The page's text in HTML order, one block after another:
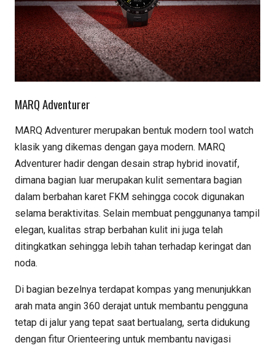
MARQ Adventurer
MARQ Adventurer merupakan bentuk modern tool watch
klasik yang dikemas dengan gaya modern. MARQ
Adventurer hadir dengan desain strap hybrid inovatif,
dimana bagian luar merupakan kulit sementara bagian
dalam berbahan karet FKM sehingga cocok digunakan
selama beraktivitas. Selain membuat penggunanya tampil
elegan, kualitas strap berbahan kulit ini juga telah
ditingkatkan sehingga lebih tahan terhadap keringat dan
noda.
Di bagian bezelnya terdapat kompas yang menunjukkan
arah mata angin 360 derajat untuk membantu pengguna
tetap di jalur yang tepat saat bertualang, serta didukung
dengan fitur Orienteering untuk membantu navigasi